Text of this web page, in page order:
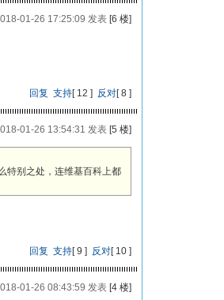
01-26 17:25:09 发表[6 楼]
回复 支持[12 ] 反对[8 ]
01-26 13:54:31 发表[5 楼]
特别之处，连维基百科上都
回复 支持[9 ] 反对[10 ]
01-26 08:43:59 发表[4 楼]